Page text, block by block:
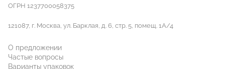
ОГРН 1237700058375
121087, г. Москва, ул. Барклая, д. 6, стр. 5, помещ. 1А/4
О предложении
Частые вопросы
Варианты упаковок